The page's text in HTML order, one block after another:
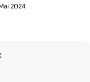
2024